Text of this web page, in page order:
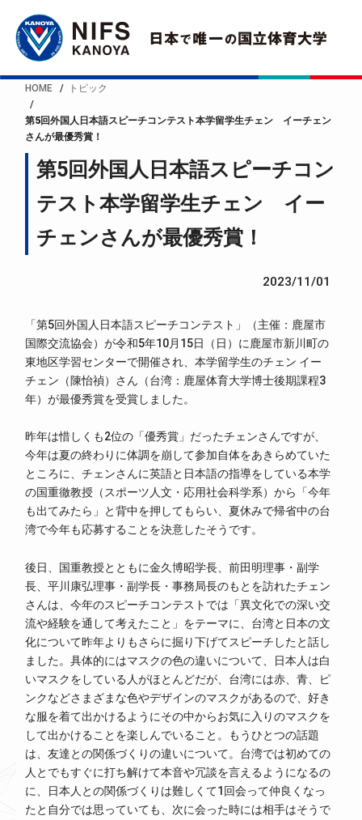
HOME トピック
第5回外国人日本語スピーチコンテスト本学留学生チェン イーチェン
さんが最優秀賞！
第5回外国人日本語スピーチコン
テスト本学留学生チェン イー
チェンさんが最優秀賞！
2023/11/01
「第5回外国人日本語スピーチコンテスト」（主催：鹿屋市
国際交流協会）が令和5年10月15日（日）に鹿屋市新川町の
東地区学習センターで開催され、本学留学生のチェン イー
チェン（陳怡禎）さん（台湾：鹿屋体育大学博士後期課程3
年）が最優秀賞を受賞しました。
昨年は惜しくも2位の「優秀賞」だったチェンさんですが、
今年は夏の終わりに体調を崩して参加自体をあきらめていた
ところに、チェンさんに英語と日本語の指導をしている本学
の国重徹教授（スポーツ人文・応用社会科学系）から「今年
も出てみたら」と背中を押してもらい、夏休みで帰省中の台
湾で今年も応募することを決意したそうです。
後日、国重教授とともに金久博昭学長、前田明理事・副学
長、平川康弘理事・副学長・事務局長のもとを訪れたチェン
さんは、今年のスピーチコンテストでは「異文化での深い交
流や経験を通して考えたこと」をテーマに、台湾と日本の文
化について昨年よりもさらに掘り下げてスピーチしたと話し
ました。具体的にはマスクの色の違いについて、日本人は白
いマスクをしている人がほとんどだが、台湾には赤、青、ピ
ンクなどさまざまな色やデザインのマスクがあるので、好き
な服を着て出かけるようにその中からお気に入りのマスクを
して出かけることを楽しんでいること。もうひとつの話題
は、友達との関係づくりの違いについて。台湾では初めての
人とでもすぐに打ち解けて本音や冗談を言えるようになるの
に、日本人との関係づくりは難しくて1回会って仲良くなっ
たと自分では思っていても、次に会った時には相手はそうで